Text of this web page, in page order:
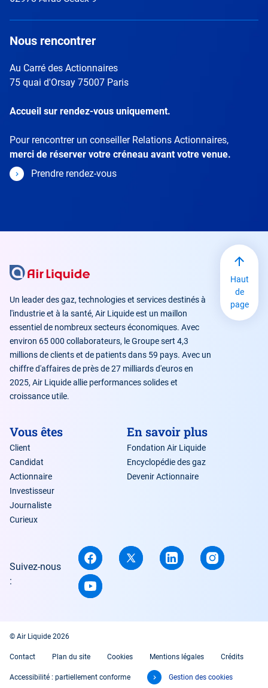
Nous rencontrer
Au Carré des Actionnaires
75 quai d'Orsay 75007 Paris
Accueil sur rendez-vous uniquement.
Pour rencontrer un conseiller Relations Actionnaires,
merci de réserver votre créneau avant votre venue.
Prendre rendez-vous
Un leader des gaz, technologies et services destinés à
l'industrie et à la santé, Air Liquide est un maillon
essentiel de nombreux secteurs économiques. Avec
environ 65 000 collaborateurs, le Groupe sert 4,3
millions de clients et de patients dans 59 pays. Avec un
chiffre d'affaires de près de 27 milliards d'euros en
2025, Air Liquide allie performances solides et
croissance utile.
Vous êtes
Client
Candidat
Actionnaire
Investisseur
Journaliste
Curieux
En savoir plus
Fondation Air Liquide
Encyclopédie des gaz
Devenir Actionnaire
Suivez-nous
:
Haut
de
page
© Air Liquide 2026
Contact Plan du site Cookies Mentions légales Crédits
Accessibilité : partiellement conforme Gestion des cookies